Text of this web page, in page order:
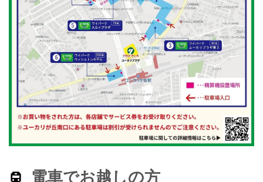
電車でお越しの方